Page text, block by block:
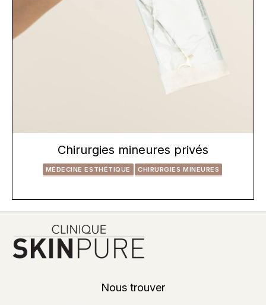
Chirurgies mineures privés
MÉDECINE ESTHÉTIQUE CHIRURGIES MINEURES
Nous trouver